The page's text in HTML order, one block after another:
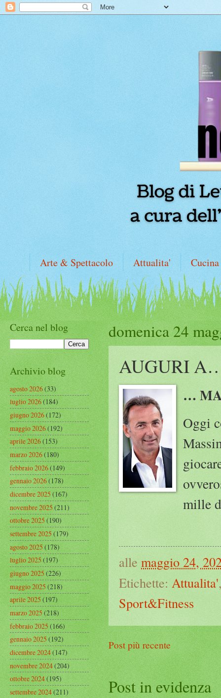
Arte & Spettacolo Attualita' Cucina
domenica 24
AUGURI
…
Oggi
mille
alle maggio 24,
Etichette: Attualita'
Sport&Fitness
Post più recente
Post in evidenza
Cerca nel blog
Archivio blog
agosto 2026(33)
luglio 2026(184)
giugno 2026(172)
maggio 2026(192)
aprile 2026(153)
marzo 2026(180)
febbraio 2026(149)
gennaio 2026(178)
dicembre 2025(167)
novembre 2025(211)
ottobre 2025(190)
settembre 2025(179)
agosto 2025(178)
luglio 2025(197)
giugno 2025(226)
maggio 2025(218)
aprile 2025(197)
marzo 2025(218)
febbraio 2025(166)
gennaio 2025(192)
dicembre 2024(147)
novembre 2024(204)
ottobre 2024(195)
settembre 2024(211)